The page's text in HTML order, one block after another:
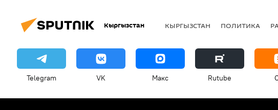
Кыргызстан КЫРГЫЗСТАН ПОЛИТИКА
Telegram VK Макс Rutube